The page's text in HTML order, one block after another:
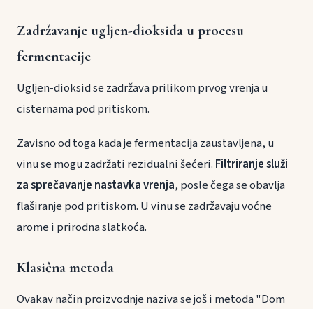
Zadržavanje ugljen-dioksida u procesu
fermentacije
Ugljen-dioksid se zadržava prilikom prvog vrenja u
cisternama pod pritiskom.
Zavisno od toga kada je fermentacija zaustavljena, u
vinu se mogu zadržati rezidualni šećeri. Filtriranje služi
za sprečavanje nastavka vrenja, posle čega se obavlja
flaširanje pod pritiskom. U vinu se zadržavaju voćne
arome i prirodna slatkoća.
Klasična metoda
Ovakav način proizvodnje naziva se još i metoda "Dom